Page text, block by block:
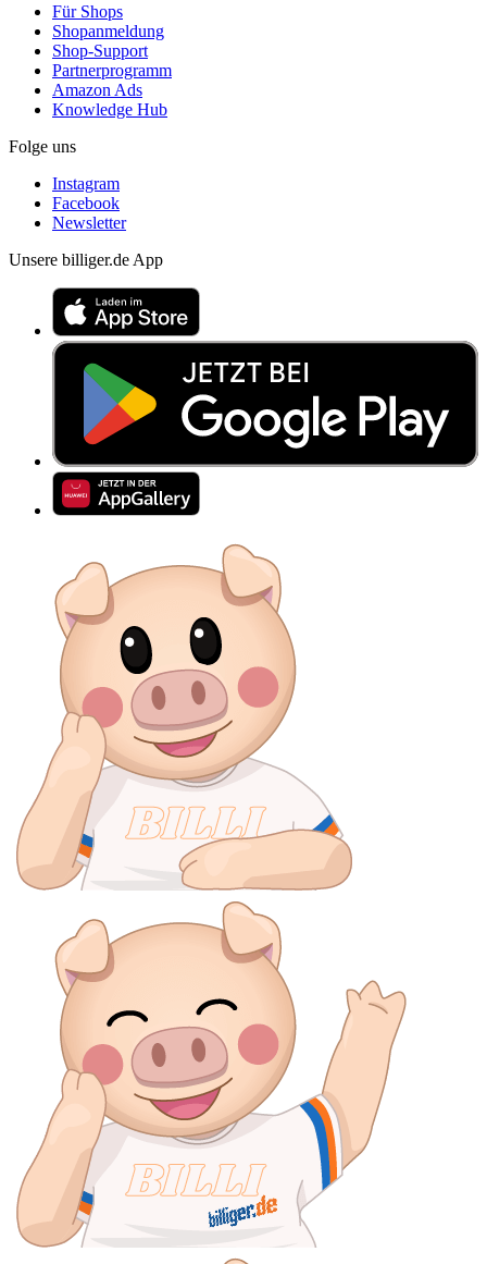
Für Shops
Shopanmeldung
Shop-Support
Partnerprogramm
Amazon Ads
Knowledge Hub
Folge uns
Instagram
Facebook
Newsletter
Unsere billiger.de App